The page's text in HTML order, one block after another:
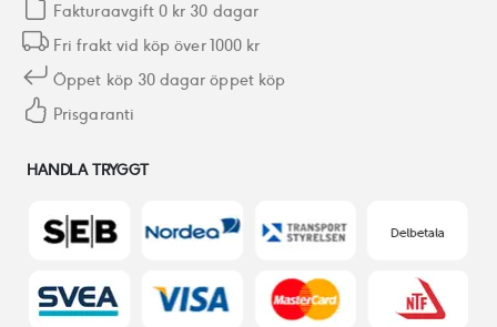
Fakturaavgift 0 kr 30 dagar
Fri frakt vid köp över 1000 kr
Öppet köp 30 dagar öppet köp
Prisgaranti
HANDLA TRYGGT